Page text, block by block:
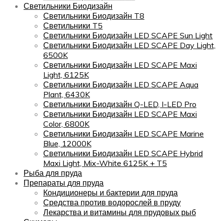
Светильники Биодизайн
Светильники Биодизайн T8
Светильники T5
Светильники Биодизайн LED SCAPE Sun Light
Светильники Биодизайн LED SCAPE Day Light,
6500K
Светильники Биодизайн LED SCAPE Maxi
Light, 6125K
Светильники Биодизайн LED SCAPE Aqua
Plant, 6430K
Светильники Биодизайн Q-LED, I-LED Pro
Светильники Биодизайн LED SCAPE Maxi
Color, 6800K
Светильники Биодизайн LED SCAPE Marine
Blue, 12000K
Светильники Биодизайн LED SCAPE Hybrid
Maxi Light, Mix-White 6125K + T5
Рыба для пруда
Препараты для пруда
Кондиционеры и бактерии для пруда
Средства против водорослей в пруду
Лекарства и витамины для прудовых рыб